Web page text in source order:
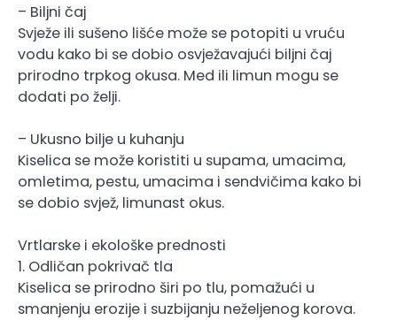
– Biljni čaj
Svježe ili sušeno lišće može se potopiti u vruću
vodu kako bi se dobio osvježavajući biljni čaj
prirodno trpkog okusa. Med ili limun mogu se
dodati po želji.
– Ukusno bilje u kuhanju
Kiselica se može koristiti u supama, umacima,
omletima, pestu, umacima i sendvičima kako bi
se dobio svjež, limunast okus.
Vrtlarske i ekološke prednosti
1. Odličan pokrivač tla
Kiselica se prirodno širi po tlu, pomažući u
smanjenju erozije i suzbijanju neželjenog korova.